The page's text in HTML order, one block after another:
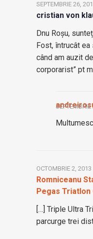
cristian von
SEPTEMBRIE 26,
Dnu Roșu,
Fost, întrucât
când am auzit
corporarist” pt
Romniceanu
Pegas Triatlon
OCTOMBRIE 2,
[…] Triple Ultra
parcurge trei